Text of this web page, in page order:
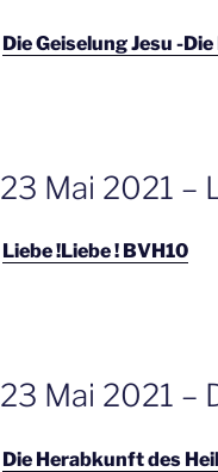
Die Geiselung Jesu -
GEPLAATST
OP
23 Mai 2021 –
Liebe !Liebe ! BVH10
GEPLAATST
OP
23 Mai 2021 –
Die Herabkunft des